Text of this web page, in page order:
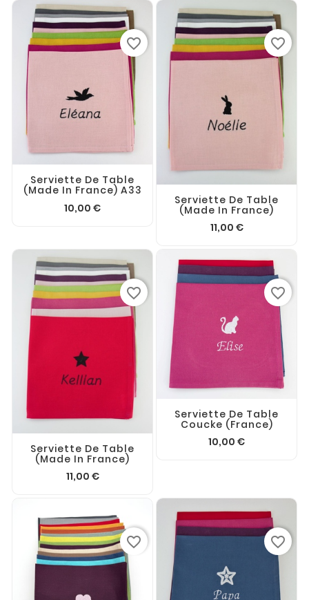
Serviette De Table
(made In France) A33
10,00 €
favorite_border
Serviette De Table
(made In France)
11,00 €
favorite_border
Serviette De Table
(made In France)
11,00 €
favorite_border
Serviette De Table
Coucke (France)
10,00 €
favorite_border
favorite_border favorite_border